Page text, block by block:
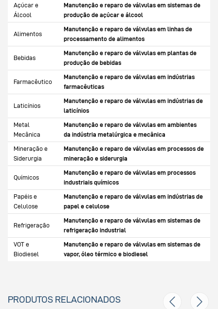
Açúcar e
Álcool
Manutenção e reparo de válvulas em sistemas de
produção de açúcar e álcool
Alimentos
Manutenção e reparo de válvulas em linhas de
processamento de alimentos
Bebidas
Manutenção e reparo de válvulas em plantas de
produção de bebidas
Farmacêutico
Manutenção e reparo de válvulas em indústrias
farmacêuticas
Laticínios
Manutenção e reparo de válvulas em indústrias de
laticínios
Metal
Mecânica
Manutenção e reparo de válvulas em ambientes
da indústria metalúrgica e mecânica
Mineração e
Siderurgia
Manutenção e reparo de válvulas em processos de
mineração e siderurgia
Químicos
Manutenção e reparo de válvulas em processos
industriais químicos
Papéis e
Celulose
Manutenção e reparo de válvulas em indústrias de
papel e celulose
Refrigeração
Manutenção e reparo de válvulas em sistemas de
refrigeração industrial
VOT e
Biodiesel
Manutenção e reparo de válvulas em sistemas de
vapor, óleo térmico e biodiesel
PRODUTOS RELACIONADOS